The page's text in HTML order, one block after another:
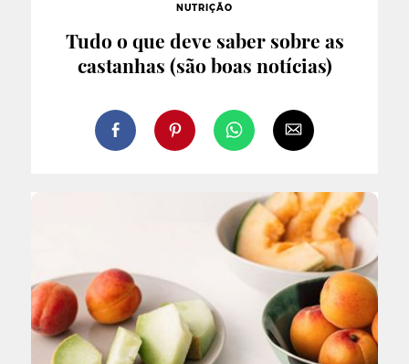
NUTRIÇÃO
Tudo o que deve saber sobre as
castanhas (são boas notícias)